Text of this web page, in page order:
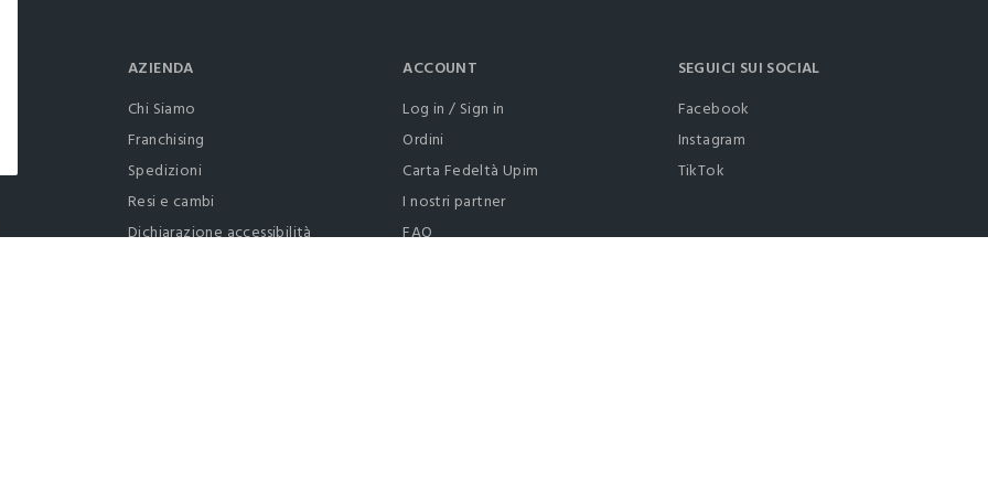
AZIENDA
Chi Siamo
Franchising
Spedizioni
Resi e cambi
Dichiarazione accessibilità
ACCOUNT
Log in / Sign in
Ordini
Carta Fedeltà Upim
I nostri partner
FAQ
SEGUICI SUI SOCIAL
Facebook
Instagram
TikTok